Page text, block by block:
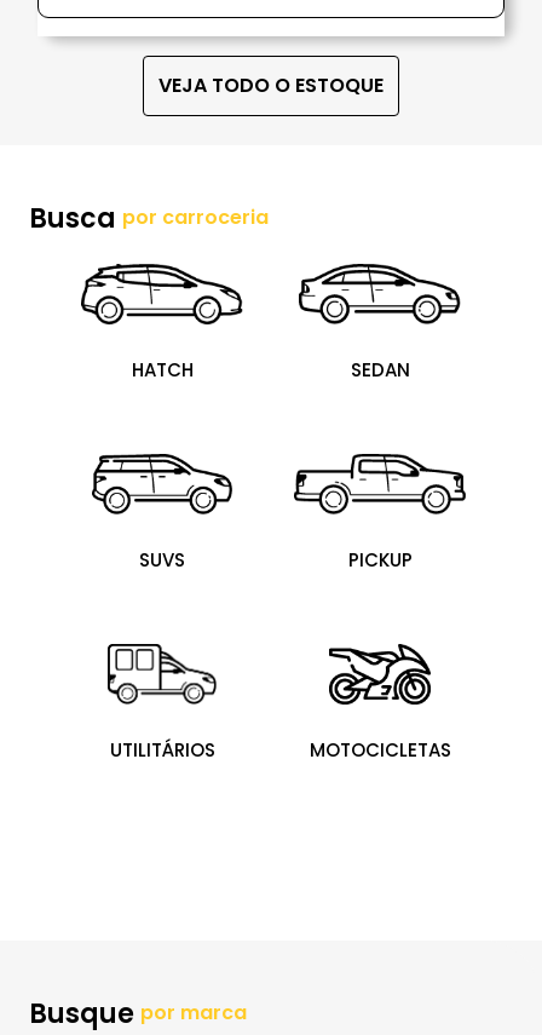
VEJA TODO O ESTOQUE
Busca por carroceria
HATCH SEDAN
SUVS PICKUP
UTILITÁRIOS MOTOCICLETAS
Busque por marca